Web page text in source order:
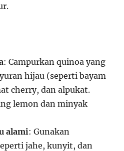
: Campurkan quinoa yang
hijau (seperti bayam
cherry, dan alpukat.
lemon dan minyak
alami: Gunakan
jahe, kunyit, dan